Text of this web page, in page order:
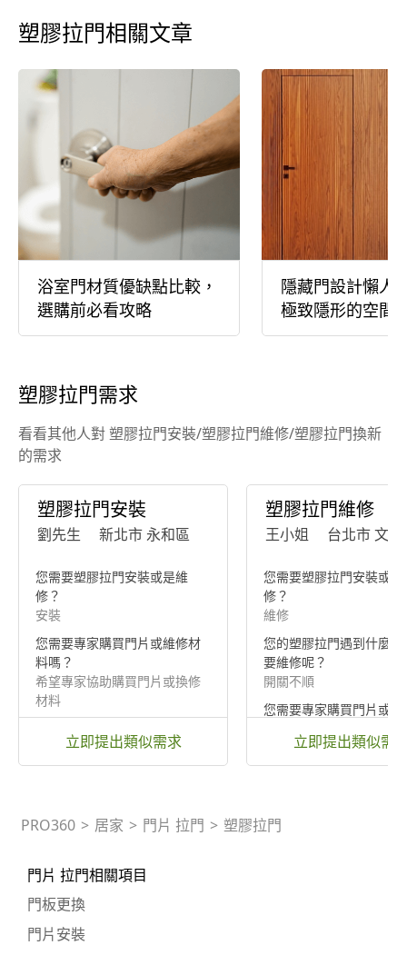
塑膠拉門相關文章
浴室門材質優缺點比較，
選購前必看攻略
隱藏門設計懶人
極致隱形的空間
塑膠拉門需求
看看其他人對 塑膠拉門安裝/塑膠拉門維修/塑膠拉門換新
的需求
塑膠拉門安裝
劉先生 新北市 永和區
您需要塑膠拉門安裝或是維
修？
安裝
您需要專家購買門片或維修材
料嗎？
希望專家協助購買門片或換修
材料
不需要清運
立即提出類似需求
塑膠拉門維修
王小姐 台北市 文
您需要塑膠拉門安裝或是
修？
維修
您的塑膠拉門遇到什麼問
要維修呢？
開關不順
您需要專家購買門片或維
希望專家協助購買門片
材料
立即提出類似需
PRO360 > 居家 > 門片 拉門 > 塑膠拉門
門片 拉門相關項目
門板更換
門片安裝